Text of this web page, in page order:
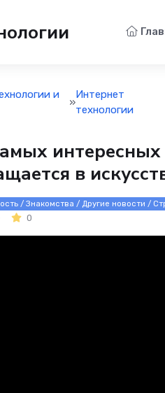
и
»
Интернет
технологии
в
/ Знакомства / Другие новости /
0